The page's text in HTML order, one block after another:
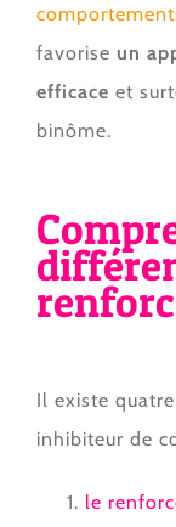
favorise un
efficace et
binôme.
Il existe
inhibiteur de
le